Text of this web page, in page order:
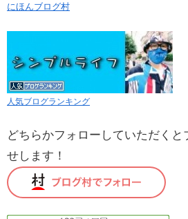
にほんブログ村
人気ブログランキング
どちらかフォローしていただくと
せします！